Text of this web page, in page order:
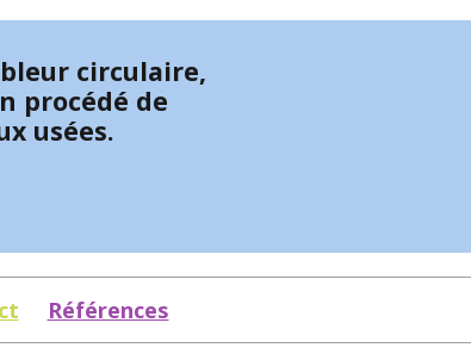
circulaire,
procédé de
usées.
Références